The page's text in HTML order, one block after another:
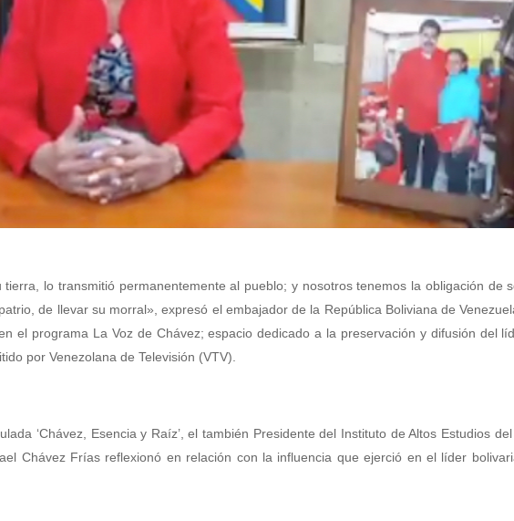
lo transmitió permanentemente al pueblo; y nosotros tenemos la obligación de
de llevar su morral», expresó el embajador de la República Boliviana de
el programa La Voz de Chávez; espacio dedicado a la preservación y difusión del
por Venezolana de Televisión (VTV).
‘Chávez, Esencia y Raíz’, el también Presidente del Instituto de Altos Estudios
Chávez Frías reflexionó en relación con la influencia que ejerció en el líder